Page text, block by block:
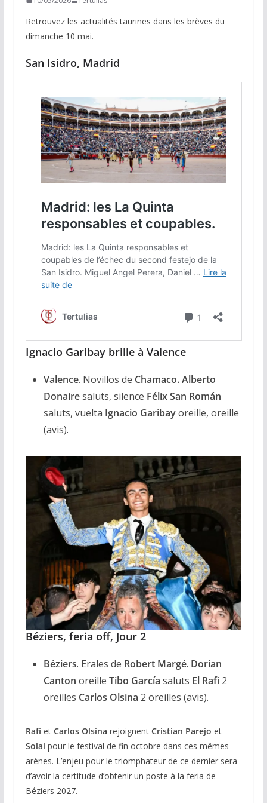
Retrouvez les actualités taurines dans les brèves du
dimanche 10 mai.
San Isidro, Madrid
Ignacio Garibay brille à Valence
Valence. Novillos de Chamaco. Alberto
Donairesaluts, silence Félix San Román
saluts, vuelta Ignacio Garibayoreille, oreille
(avis).
Béziers, feria off, Jour 2
Béziers. Erales de Robert Margé. Dorian
Canton oreille Tibo García saluts El Rafi 2
oreilles Carlos Olsina 2 oreilles (avis).
Rafi et Carlos Olsina rejoignent Cristian Parejo et
Solal pour le festival de fin octobre dans ces mêmes
arènes. L’enjeu pour le triomphateur de ce dernier sera
d’avoir la certitude d’obtenir un poste à la feria de
Béziers 2027.